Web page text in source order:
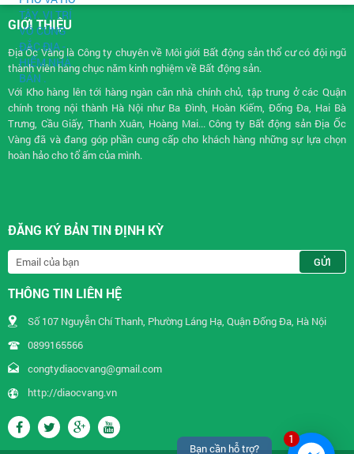
1
Bạn cần hỗ trợ?
GIỚI THIỆU
Địa Ốc Vàng là Công ty chuyên về Môi giới Bất động sảnthổ cư có đội ngũ
thành viên hàng chục năm kinh nghiệm về Bất động sản.
Với Kho hàng lên tới hàng ngàn căn nhà chính chủ, tập trung ở các Quận
chính trong nội thành Hà Nội như Ba Đình, Hoàn Kiếm, Đống Đa, Hai Bà
Trưng, Cầu Giấy, Thanh Xuân, Hoàng Mai... Công ty Bất động sản Địa Ốc
Vàng đã và đang góp phần cung cấp cho khách hàng những sự lựa chọn
hoàn hảo cho tổ ấm của mình.
ĐĂNG KÝ BẢN TIN ĐỊNH KỲ
THÔNG TIN LIÊN HỆ
Số 107 Nguyễn Chí Thanh, Phường Láng Hạ, Quận Đống Đa, Hà Nội
0899165566
congtydiaocvang@gmail.com
http://diaocvang.vn